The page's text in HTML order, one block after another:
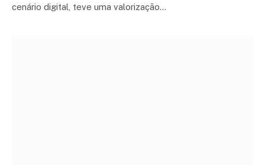
cenário digital, teve uma valorização…